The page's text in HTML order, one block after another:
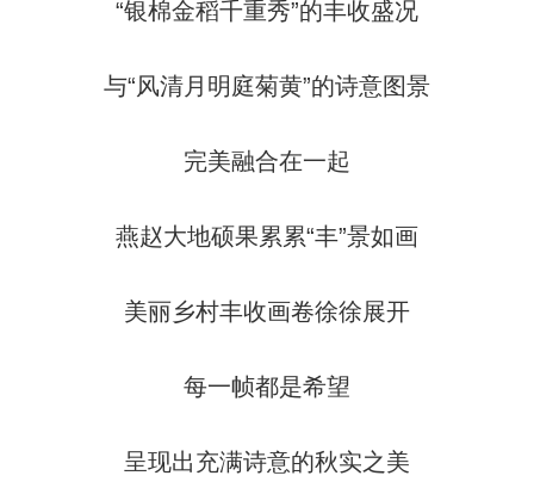
“银棉金稻千重秀”的丰收盛况
与“风清月明庭菊黄”的诗意图景
完美融合在一起
燕赵大地硕果累累“丰”景如画
美丽乡村丰收画卷徐徐展开
每一帧都是希望
呈现出充满诗意的秋实之美